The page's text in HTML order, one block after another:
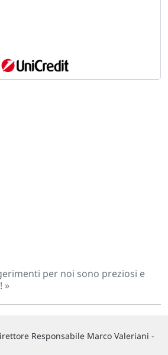
per noi sono preziosi e
»
Responsabile Marco Valeriani -